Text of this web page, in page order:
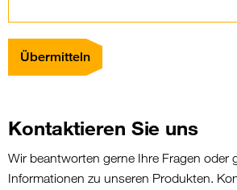
Übermitteln
Kontaktieren Sie uns
Wir beantworten gerne Ihre Fragen oder
Informationen zu unseren Produkten.